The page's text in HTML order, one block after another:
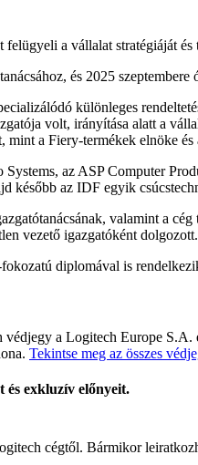
a vállalat stratégiáját és
és 2025
különleges
volt, irányítása alatt a
a Fiery-termékek elnöke
az ASP Computer
később az IDF egyik
valamint a
vezető igazgatóként
diplomával is
a Logitech Europe
Tekintse meg az összes
és exkluzív előnyeit.
cégtől. Bármikor